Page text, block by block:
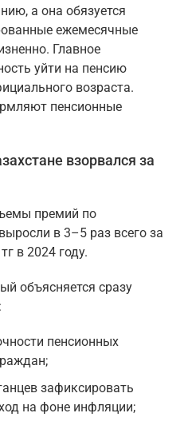
а она обязуется
ежемесячные
Главное
уйти на пенсию
возраста.
пенсионные
взорвался за
премий по
в 3–5 раз всего за
в 2024 году.
объясняется сразу
пенсионных
зафиксировать
на фоне инфляции;